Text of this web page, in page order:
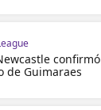
confirmó
de Guimaraes